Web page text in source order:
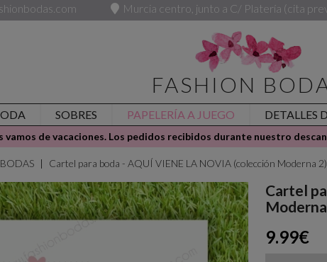
Murcia centro, junto a C/ Platería (cita
FASHION
SOBRES PAPELERÍA A JUEGO DETALLES
vamos de vacaciones. Los pedidos recibidos durante nuestro
Cartel para boda - AQUÍ VIENE LA NOVIA (colección Moderna 2)
Cartel
9.99€